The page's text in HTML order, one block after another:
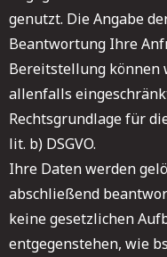
genutzt. Die Angabe
Beantwortung Ihre
Bereitstellung können
allenfalls
Rechtsgrundlage für
lit. b) DSGVO.
Ihre Daten werden
abschließend
keine gesetzlichen
entgegenstehen, wie